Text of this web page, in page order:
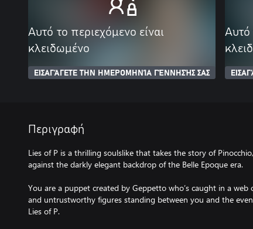
Αυτό το περιεχόμενο είναι
κλειδωμένο
ΕΙΣΑΓΆΓΕΤΕ ΤΗΝ ΗΜΕΡΟΜΗΝΊΑ ΓΈΝΝΗΣΉΣ ΣΑΣ
Αυτό
Περιγραφή
Lies of P is a thrilling soulslike that takes the story of
against the darkly elegant backdrop of the Belle Epoque era.
You are a puppet created by Geppetto who’s caught in a
and untrustworthy figures standing between you and the
Lies of P.